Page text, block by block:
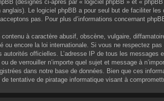
(désignés ci-après par « logiciel phpBB » et «
anglais). Le logiciel phpBB a pour seul but de faciliter
pas. Pour plus d’informations concernant
à caractère abusif, obscène, vulgaire,
ou encore la loi internationale. Si vous ne respectez
autorités officielles. L’adresse IP de tous les
de verrouiller n’importe quel sujet et message à
dans notre base de données. Bien que ces
tentative de piratage informatique visant à